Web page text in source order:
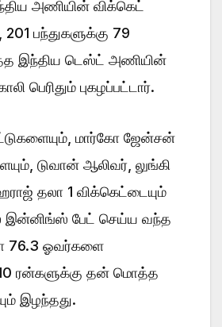
அணியின் விக்கெட்
பந்துகளுக்கு 79
இந்திய டெஸ்ட் அணியின்
பெரிதும் புகழப்பட்டார்.
மார்கோ ஜேன்சன்
டுவான் ஆலிவர், லுங்கி
தலா 1 விக்கெட்டையும்
இன்னிங்ஸ் பேட் செய்ய வந்த
76.3 ஓவர்களை
ரன்களுக்கு தன் மொத்த
இழந்தது.